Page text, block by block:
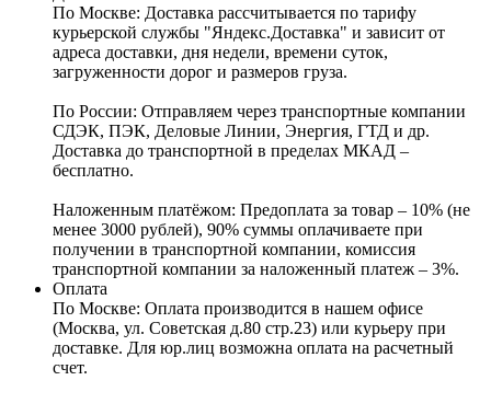
По Москве: Доставка рассчитывается по тарифу
курьерской службы "Яндекс.Доставка" и зависит от
адреса доставки, дня недели, времени суток,
загруженности дорог и размеров груза.
По России: Отправляем через транспортные компании
СДЭК, ПЭК, Деловые Линии, Энергия, ГТД и др.
Доставка до транспортной в пределах МКАД –
бесплатно.
Наложенным платёжом: Предоплата за товар – 10% (не
менее 3000 рублей), 90% суммы оплачиваете при
получении в транспортной компании, комиссия
транспортной компании за наложенный платеж – 3%.
Оплата
По Москве: Оплата производится в нашем офисе
(Москва, ул. Советская д.80 стр.23) или курьеру при
доставке. Для юр.лиц возможна оплата на расчетный
счет.